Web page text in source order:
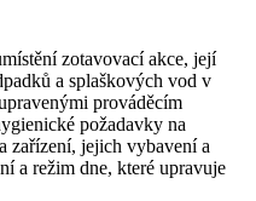
zotavovací akce, její
a splaškových vod v
prováděcím
požadavky na
zařízení, jejich vybavení a
a režim dne, které upravuje